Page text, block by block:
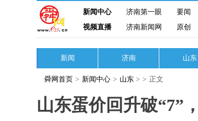
新闻中心 济南第一眼 要闻
视频直播
济南新闻网 原创
新闻 济南 山东
舜网首页 > 新闻中心 > 山东 > > 正文
山东蛋价回升破“7”